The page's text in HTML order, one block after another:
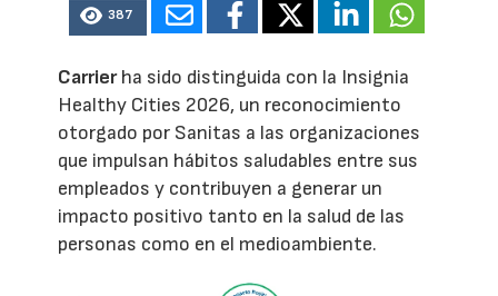
387
Carrierha sido distinguida con la Insignia
Healthy Cities 2026, un reconocimiento
otorgado por Sanitas a las organizaciones
que impulsan hábitos saludables entre sus
empleados y contribuyen a generar un
impacto positivo tanto en la salud de las
personas como en el medioambiente.